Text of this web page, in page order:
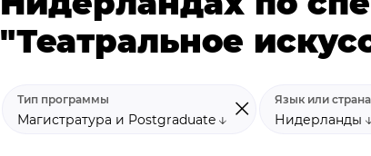
"Театральное
Тип программы
Магистратура и Postgraduate
Язык или страна
Нидерланды